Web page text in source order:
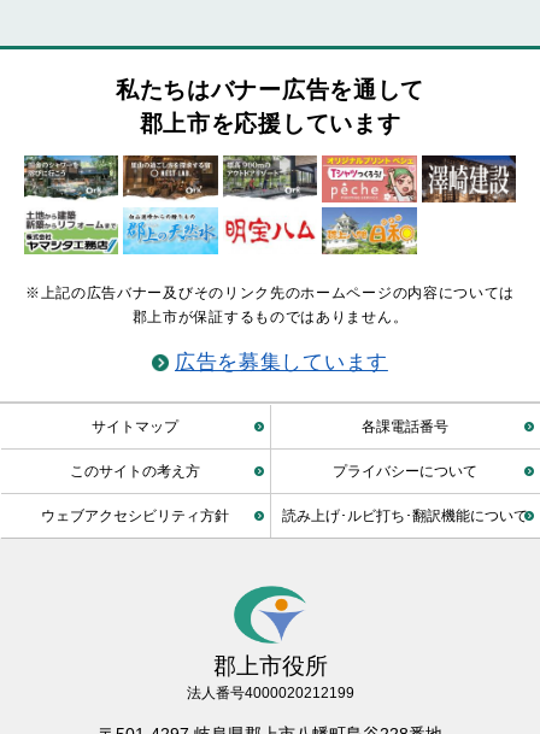
私たちはバナー広告を通して
郡上市を応援しています
※上記の広告バナー及びそのリンク先のホームページの内容については
郡上市が保証するものではありません。
広告を募集しています
サイトマップ 各課電話番号
このサイトの考え方 プライバシーについて
ウェブアクセシビリティ方針 読み上げ･ルビ打ち･翻訳機能について
郡上市役所
法人番号4000020212199